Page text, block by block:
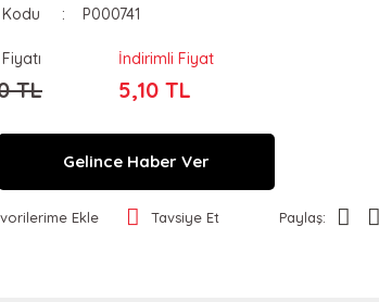
P000741
TL
İndirimli Fiyat
5,10 TL
Gelince Haber Ver
Ekle Tavsiye Et Paylaş: